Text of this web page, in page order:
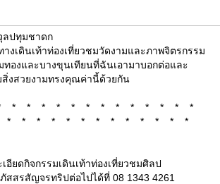
ลปทุมชาดก
ดินเท้าท่องเที่ยวชมวัดงามและภาพจิตรกรรม
ทองและบางขุนเทียนที่ฉันเอามาบอกต่อและ
งสวยงามทรงคุณค่านี้ด้วยกัน
* * * * * * * * * * * *
* * * * * * * * * * * * *
ดกิจกรรมเดินเท้าท่องเที่ยวชมศิลป
สรสัญจรทริปต่อไปได้ที่ 08 1343 4261